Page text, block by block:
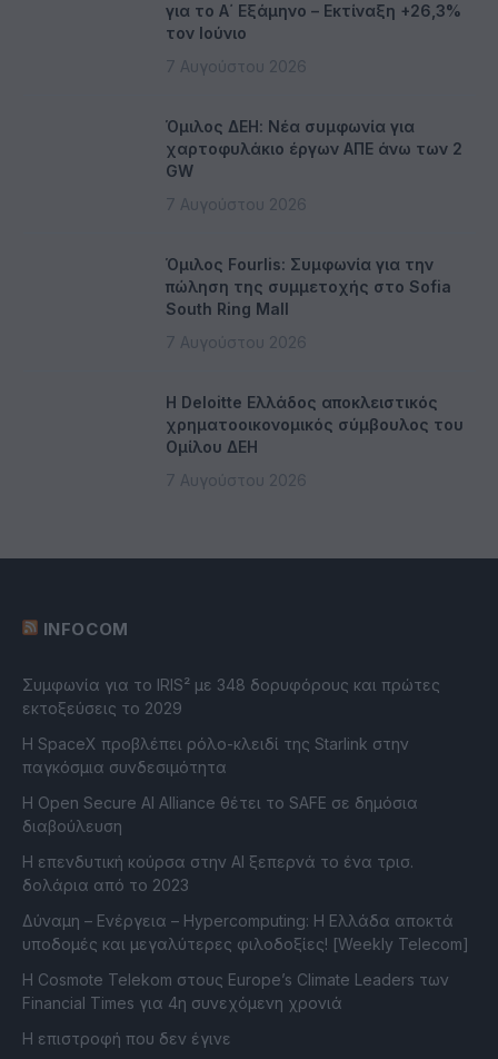
για το Α΄ Εξάμηνο – Εκτίναξη +26,3%
τον Ιούνιο
7 Αυγούστου 2026
Όμιλος ΔΕΗ: Νέα συμφωνία για
χαρτοφυλάκιο έργων ΑΠΕ άνω των 2
GW
7 Αυγούστου 2026
Όμιλος Fourlis: Συμφωνία για την
πώληση της συμμετοχής στο Sofia
South Ring Mall
7 Αυγούστου 2026
Η Deloitte Ελλάδος αποκλειστικός
χρηματοοικονομικός σύμβουλος του
Ομίλου ΔΕΗ
7 Αυγούστου 2026
INFOCOM
Συμφωνία για το IRIS² με 348 δορυφόρους και πρώτες
εκτοξεύσεις το 2029
Η SpaceX προβλέπει ρόλο-κλειδί της Starlink στην
παγκόσμια συνδεσιμότητα
Η Open Secure AI Alliance θέτει το SAFE σε δημόσια
διαβούλευση
Η επενδυτική κούρσα στην AI ξεπερνά το ένα τρισ.
δολάρια από το 2023
Δύναμη – Ενέργεια – Ηypercomputing: Η Ελλάδα αποκτά
υποδομές και μεγαλύτερες φιλοδοξίες! [Weekly Telecom]
Η Cosmote Telekom στους Europe’s Climate Leaders των
Financial Times για 4η συνεχόμενη χρονιά
Η επιστροφή που δεν έγινε